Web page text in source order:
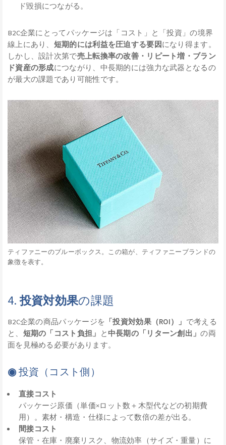
ド毀損につながる。
B2C企業にとってパッケージは「コスト」と「投資」の境界
線上にあり、 短期的には利益を圧迫する要因になり得ます。
しかし、設計次第で売上転換率の改善・リピート増・ブラン
ド資産の形成につながり、中長期的には強力な武器となるの
が最大の課題であり可能性です。
ティファニーのブルーボックス。この箱が、ティファニーブランドの
象徴を表す。
4.投資対効果の課題
B2C企業の商品パッケージを 「投資対効果（ROI）」 で考える
と、 短期の「コスト負担」 と中長期の「リターン創出」の両
面を見極める必要があります。
◉投資（コスト側）
直接コスト
パッケージ原価（単価×ロット数＋木型代などの初期費
用）。素材・構造・仕様によって数倍の差が出る。
間接コスト
保管・在庫・廃棄リスク、物流効率（サイズ・重量）に